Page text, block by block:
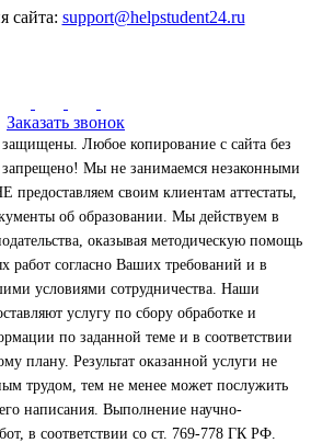
сайта: support@helpstudent24.ru
Заказать звонок
Любое копирование с сайта без
запрещено! Мы не занимаемся незаконными
предоставляем своим клиентам аттестаты,
об образовании. Мы действуем в
оказывая методическую помощь
работ согласно Ваших требований и в
условиями сотрудничества. Наши
услугу по сбору обработке и
по заданной теме и в соответствии
плану. Результат оказанной услуги не
трудом, тем не менее может послужить
написания. Выполнение научно-
в соответствии со ст. 769-778 ГК РФ.